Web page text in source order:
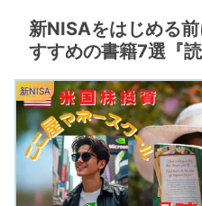
新NISAをはじめる
すすめの書籍7選『
新NISA